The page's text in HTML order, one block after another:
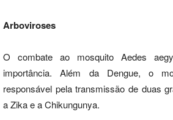
Arboviroses
O combate ao mosquito Aedes
importância. Além da Dengue, o
responsável pela transmissão de duas
a Zika e a Chikungunya.